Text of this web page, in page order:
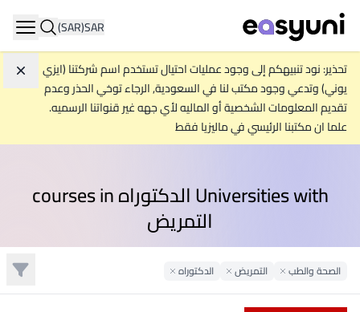
SAR
(SAR)
تحذير: نود تنبيهكم إلى وجود عمليات احتيال تستخدم اسم شركتنا (ايزي
يوني) وتدعي وجود مكتب لنا في السعودية, الرجاء توخي الحذر وعدم
تقديم المعلومات الشخصية أو الماليه لأي جهه غير قنواتنا الرسميه.
علما ان مكتبنا الرئيسي في ماليزيا فقط
Universities with الدكتوراه courses in
التمريض
الصحة والطبRemove Filter
التمريضRemove Filter
الدكتوراهRemove Filter